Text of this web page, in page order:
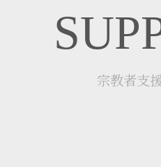
宗教者支